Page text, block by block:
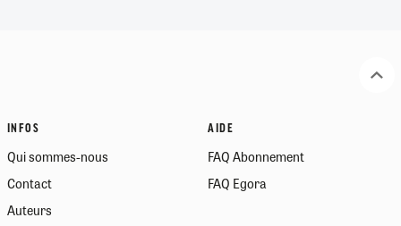
INFOS
Qui sommes-nous
Contact
Auteurs
AIDE
FAQ Abonnement
FAQ Egora